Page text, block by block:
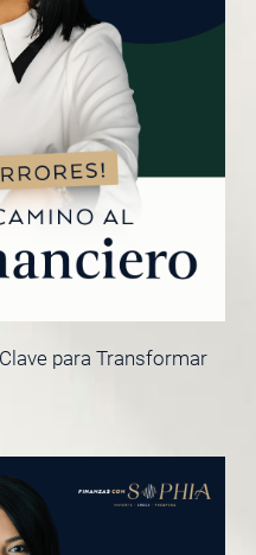
para Transformar